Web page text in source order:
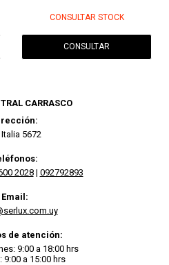
CONSULTAR STOCK
CONSULTAR
CARRASCO
Italia 5672
2028| 092792893
Email:
de atención:
9:00 a 18:00 hrs
9:00 a 15:00 hrs